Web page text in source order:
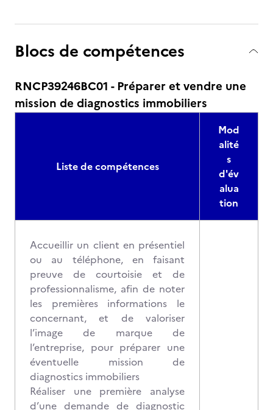
Blocs de compétences
RNCP39246BC01 - Préparer et vendre une
mission de diagnostics immobiliers
Liste de compétences
Mod
alité
s
d'év
alua
tion
Accueillir un client en présentiel
ou au téléphone, en faisant
preuve de courtoisie et de
professionnalisme, afin de noter
les premières informations le
concernant, et de valoriser
l’image de marque de
l’entreprise, pour préparer une
éventuelle mission de
diagnostics immobiliers
Réaliser une première analyse
d’une demande de diagnostic